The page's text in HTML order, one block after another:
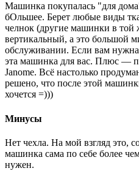
Машинка покупалась "для
бОльшее. Берет любые виды
челнок (другие машинки в той
вертикальный, а это большой
обслуживании. Если вам
эта машинка для вас. Плюс —
Janome. Всё настолько
решено, что после этой
хочется =)))
Минусы
Нет чехла. На мой взгляд это,
машинка сама по себе более
нужен.